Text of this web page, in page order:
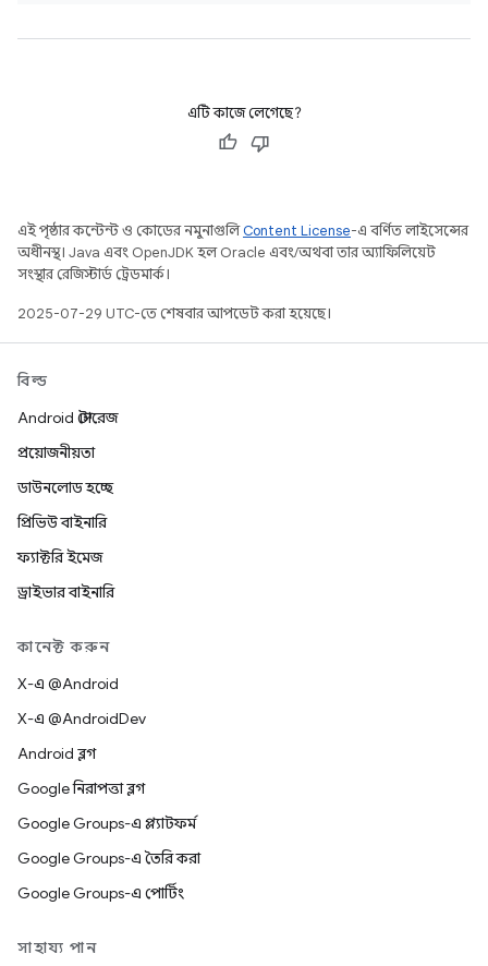
এটি কাজে লেগেছে?
এই পৃষ্ঠার কন্টেন্ট ও কোডের নমুনাগুলিContent License-এ বর্ণিত লাইসেন্সের
অধীনস্থ। Java এবং OpenJDK হল Oracle এবং/অথবা তার অ্যাফিলিয়েট
সংস্থার রেজিস্টার্ড ট্রেডমার্ক।
2025-07-29 UTC-তে শেষবার আপডেট করা হয়েছে।
বিল্ড
Android স্টোরেজ
প্রয়োজনীয়তা
ডাউনলোড হচ্ছে
প্রিভিউ বাইনারি
ফ্যাক্টরি ইমেজ
ড্রাইভার বাইনারি
কানেক্ট করুন
X-এ @Android
X-এ @AndroidDev
Android ব্লগ
Google নিরাপত্তা ব্লগ
Google Groups-এ প্ল্যাটফর্ম
Google Groups-এ তৈরি করা
Google Groups-এ পোর্টিং
সাহায্য পান